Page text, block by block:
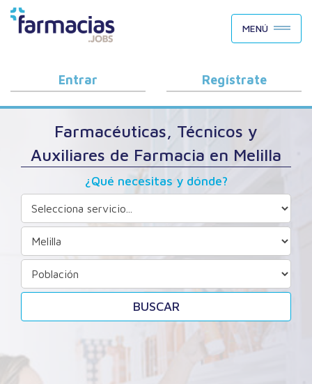
BUSCAR CANDIDATOS
OFERTAS DE EMPLEO
COMO FUNCIONA
PORQUÉ FARMACIAS.JOBS
MENÚ
Entrar Regístrate
Farmacéuticas, Técnicos y
Auxiliares de Farmacia en Melilla
¿Qué necesitas y dónde?
BUSCAR